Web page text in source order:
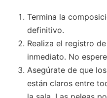
Termina la
definitivo.
Realiza el registro
inmediato. No
Asegúrate de que
están claros entre